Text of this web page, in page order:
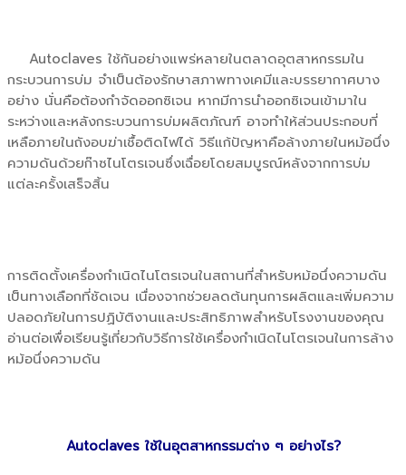
Autoclaves ใช้กันอย่างแพร่หลายในตลาดอุตสาหกรรมใน
กระบวนการบ่ม จำเป็นต้องรักษาสภาพทางเคมีและบรรยากาศบาง
อย่าง นั่นคือต้องกำจัดออกซิเจน หากมีการนำออกซิเจนเข้ามาใน
ระหว่างและหลังกระบวนการบ่มผลิตภัณฑ์ อาจทำให้ส่วนประกอบที่
เหลือภายในถังอบฆ่าเชื้อติดไฟได้ วิธีแก้ปัญหาคือล้างภายในหม้อนึ่ง
ความดันด้วยก๊าซไนโตรเจนซึ่งเฉื่อยโดยสมบูรณ์หลังจากการบ่ม
แต่ละครั้งเสร็จสิ้น
การติดตั้งเครื่องกำเนิดไนโตรเจนในสถานที่สำหรับหม้อนึ่งความดัน
เป็นทางเลือกที่ชัดเจน เนื่องจากช่วยลดต้นทุนการผลิตและเพิ่มความ
ปลอดภัยในการปฏิบัติงานและประสิทธิภาพสำหรับโรงงานของคุณ
อ่านต่อเพื่อเรียนรู้เกี่ยวกับวิธีการใช้เครื่องกำเนิดไนโตรเจนในการล้าง
หม้อนึ่งความดัน
Autoclaves ใช้ในอุตสาหกรรมต่าง ๆ อย่างไร?